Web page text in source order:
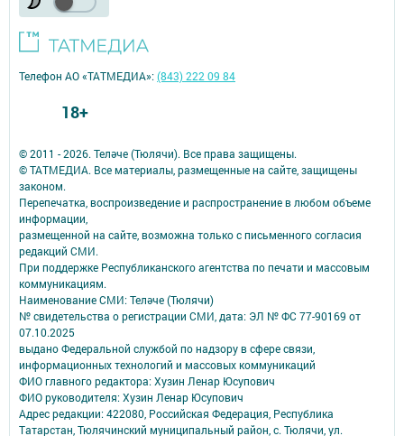
© 2011 - 2026. Теләче (Тюлячи). Все права защищены.
© ТАТМЕДИА. Все материалы, размещенные на сайте, защищены
законом.
Перепечатка, воспроизведение и распространение в любом объеме
информации,
размещенной на сайте, возможна только с письменного согласия
редакций СМИ.
При поддержке Республиканского агентства по печати и массовым
коммуникациям.
Наименование СМИ: Теләче (Тюлячи)
№ свидетельства о регистрации СМИ, дата: ЭЛ № ФС 77-90169 от
07.10.2025
выдано Федеральной службой по надзору в сфере связи,
информационных технологий и массовых коммуникаций
ФИО главного редактора: Хузин Ленар Юсупович
ФИО руководителя: Хузин Ленар Юсупович
Адрес редакции: 422080, Российская Федерация, Республика
Татарстан, Тюлячинский муниципальный район, с. Тюлячи, ул.
Телефон АО «ТАТМЕДИА»:(843) 222 09 84
18+